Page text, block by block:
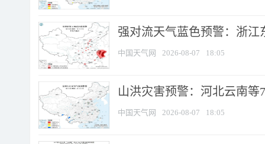
强对流天气蓝色预警：浙江
中国天气网 2026-08-07 18:05
山洪灾害预警：河北云南
中国天气网 2026-08-07 18:05